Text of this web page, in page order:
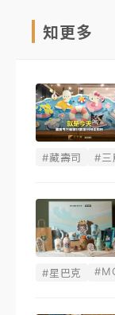
知更多
#藏壽司 #三
#星巴克